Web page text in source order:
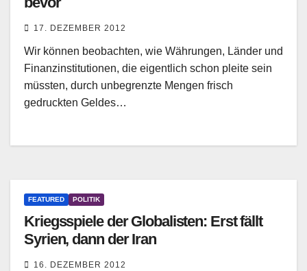
17. DEZEMBER 2012
Wir können beobachten, wie Währungen, Länder und
Finanzinstitutionen, die eigentlich schon pleite sein
müssten, durch unbegrenzte Mengen frisch
gedruckten Geldes…
FEATURED POLITIK
Kriegsspiele der Globalisten: Erst fällt
Syrien, dann der Iran
16. DEZEMBER 2012